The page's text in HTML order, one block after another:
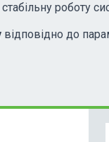
роботу
відповідно до